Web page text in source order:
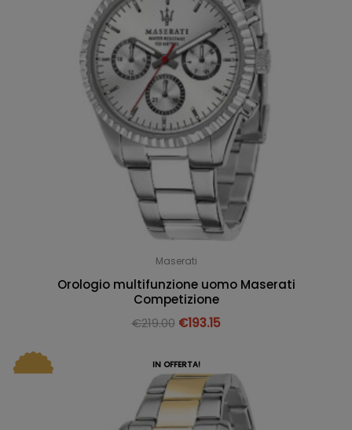
Maserati
Orologio multifunzione uomo Maserati
Competizione
€219.00 €193.15
IN OFFERTA!